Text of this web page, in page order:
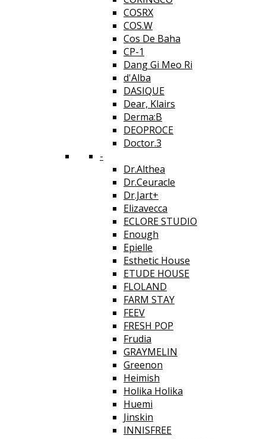
COSRX
COS.W
Cos De Baha
CP-1
Dang Gi Meo Ri
d'Alba
DASIQUE
Dear, Klairs
Derma:B
DEOPROCE
Doctor.3
-
Dr.Althea
Dr.Ceuracle
Dr.Jart+
Elizavecca
ECLORE STUDIO
Enough
Epielle
Esthetic House
ETUDE HOUSE
FLOLAND
FARM STAY
FEEV
FRESH POP
Frudia
GRAYMELIN
Greenon
Heimish
Holika Holika
Huemi
Jinskin
INNISFREE